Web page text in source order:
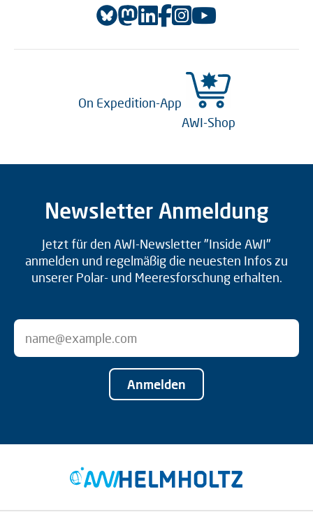
On Expedition-App
AWI-Shop
Newsletter Anmeldung
Jetzt für den AWI-Newsletter "Inside AWI"
anmelden und regelmäßig die neuesten Infos zu
unserer Polar- und Meeresforschung erhalten.
Anmelden